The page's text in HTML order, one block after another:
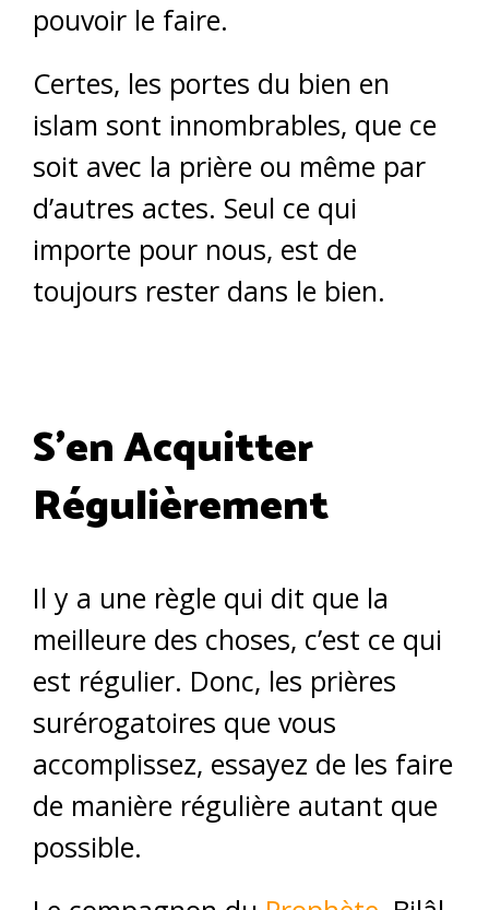
pouvoir le faire.
Certes, les portes du bien en
islam sont innombrables, que ce
soit avec la prière ou même par
d’autres actes. Seul ce qui
importe pour nous, est de
toujours rester dans le bien.
S’en Acquitter
Régulièrement
Il y a une règle qui dit que la
meilleure des choses, c’est ce qui
est régulier. Donc, les prières
surérogatoires que vous
accomplissez, essayez de les faire
de manière régulière autant que
possible.